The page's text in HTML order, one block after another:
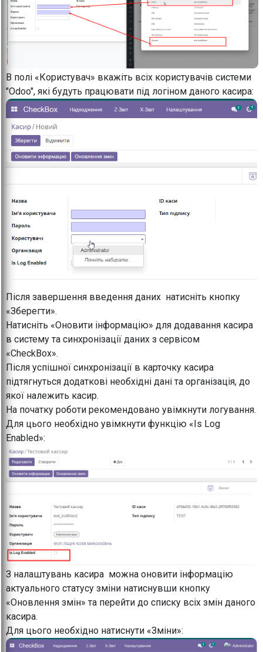
В полі «Користувач» вкажіть всіх користувачів системи
"Odoo", які будуть працювати під логіном даного касира:
Після завершення введення даних натисніть кнопку
«Зберегти».
Натисніть «Оновити інформацію» для додавання касира
в систему та синхронізації даних з сервісом
«CheckBox».
Після успішної синхронізації в карточку касира
підтягнуться додаткові необхідні дані та організація, до
якої належить касир.
На початку роботи рекомендовано увімкнути логування.
Для цього необхідно увімкнути функцію «Is Log
Enabled»:
З налаштувань касира можна оновити інформацію
актуального статусу зміни натиснувши кнопку
«Оновлення змін» та перейти до списку всіх змін даного
касира.
Для цього необхідно натиснути «Зміни»: